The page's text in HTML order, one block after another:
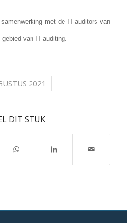
met de IT-auditors van
van IT-auditing.
2021
/
DIT STUK